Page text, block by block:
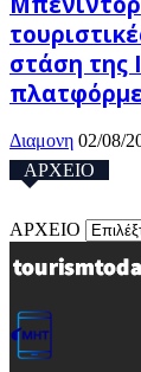
στάση της
Διαμονη 02/08/
ΑΡΧΕΙΟ
ΑΡΧΕΙΟ